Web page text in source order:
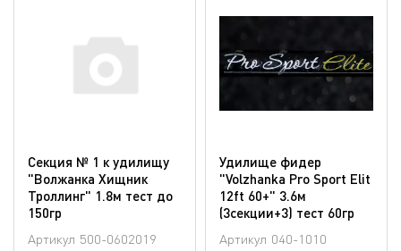
Секция № 1 к удилищу
"Волжанка Хищник
Троллинг" 1.8м тест до
150гр
Артикул 500-0602019
Удилище фидер
"Volzhanka Pro Sport Elit
12ft 60+" 3.6м
(3секции+3) тест 60гр
Артикул 040-1010